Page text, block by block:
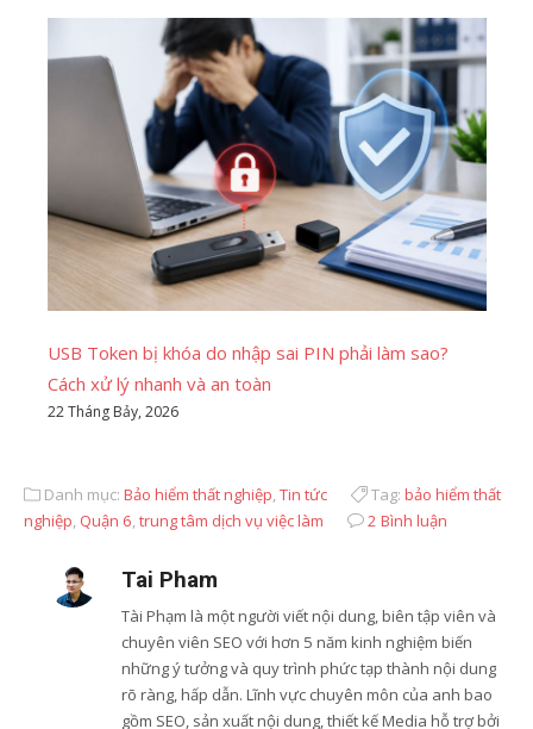
USB Token bị khóa do nhập sai PIN phải làm sao?
Cách xử lý nhanh và an toàn
22 Tháng Bảy, 2026
Danh mục: Bảo hiểm thất nghiệp,Tin tức Tag: bảo hiểm thất
nghiệp, Quận 6,trung tâm dịch vụ việc làm 2 Bình luận
Tai Pham
Tài Phạm là một người viết nội dung, biên tập viên và
chuyên viên SEO với hơn 5 năm kinh nghiệm biến
những ý tưởng và quy trình phức tạp thành nội dung
rõ ràng, hấp dẫn. Lĩnh vực chuyên môn của anh bao
gồm SEO, sản xuất nội dung, thiết kế Media hỗ trợ bởi